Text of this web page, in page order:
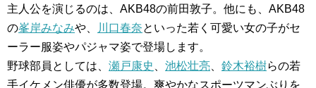
主人公を演じるのは、AKB48の前田敦子。他にも、AKB48
の峯岸みなみや、 川口春奈といった若く可愛い女の子がセ
ーラー服姿やパジャマ姿で登場します。
野球部員としては、 瀬戸康史 池松壮亮 鈴木裕樹らの若
手イケメン俳優が多数登場。爽やかなスポーツマンぶりを